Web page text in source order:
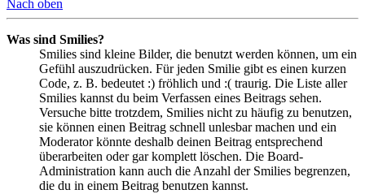
Nach oben
Was sind Smilies?
Smilies sind kleine Bilder, die benutzt werden können, um ein
Gefühl auszudrücken. Für jeden Smilie gibt es einen kurzen
Code, z. B. bedeutet :) fröhlich und :( traurig. Die Liste aller
Smilies kannst du beim Verfassen eines Beitrags sehen.
Versuche bitte trotzdem, Smilies nicht zu häufig zu benutzen,
sie können einen Beitrag schnell unlesbar machen und ein
Moderator könnte deshalb deinen Beitrag entsprechend
überarbeiten oder gar komplett löschen. Die Board-
Administration kann auch die Anzahl der Smilies begrenzen,
die du in einem Beitrag benutzen kannst.